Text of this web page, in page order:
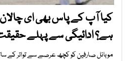
کیا آپ کے پاس بھی ای چالان
ہے؟ ادائیگی سے پہلے
موبائل صارفین کو کچھ عرصے سے تواتر کے